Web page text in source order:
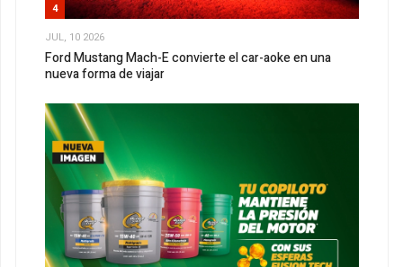
4
JUL, 10 2026
Ford Mustang Mach-E convierte el car-aoke en una
nueva forma de viajar